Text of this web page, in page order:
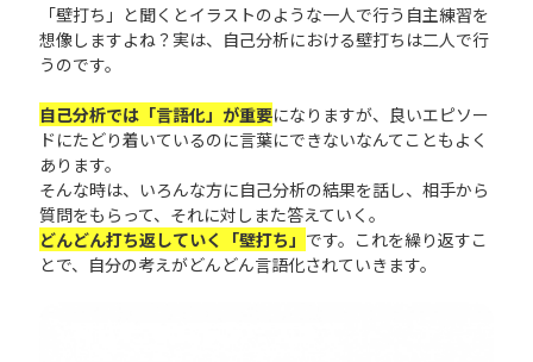
「壁打ち」と聞くとイラストのような一人で行う自主練習を
想像しますよね？実は、自己分析における壁打ちは二人で行
うのです。
自己分析では「言語化」が重要になりますが、良いエピソー
ドにたどり着いているのに言葉にできないなんてこともよく
あります。
そんな時は、いろんな方に自己分析の結果を話し、相手から
質問をもらって、それに対しまた答えていく。
どんどん打ち返していく「壁打ち」 です。これを繰り返すこ
とで、自分の考えがどんどん言語化されていきます。